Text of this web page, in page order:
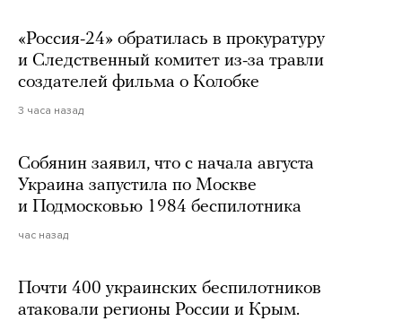
«Россия-24» обратилась в прокуратуру
и Следственный комитет из-за травли
создателей фильма о Колобке
3 часа назад
Собянин заявил, что с начала августа
Украина запустила по Москве
и Подмосковью 1984 беспилотника
час назад
Почти 400 украинских беспилотников
атаковали регионы России и Крым.